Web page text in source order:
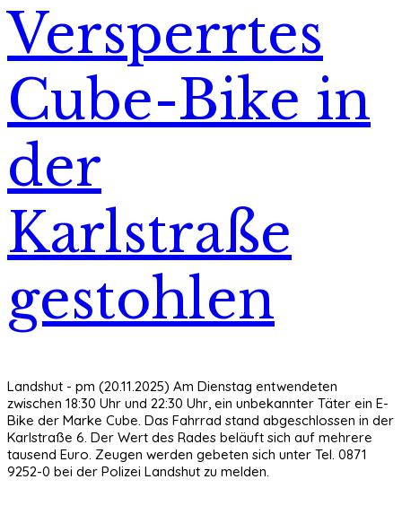
Versperrtes
Cube-Bike in
der
Karlstraße
gestohlen
Landshut - pm (20.11.2025) Am Dienstag entwendeten
zwischen 18:30 Uhr und 22:30 Uhr, ein unbekannter Täter ein E-
Bike der Marke Cube. Das Fahrrad stand abgeschlossen in der
Karlstraße 6. Der Wert des Rades beläuft sich auf mehrere
tausend Euro. Zeugen werden gebeten sich unter Tel. 0871
9252-0 bei der Polizei Landshut zu melden.